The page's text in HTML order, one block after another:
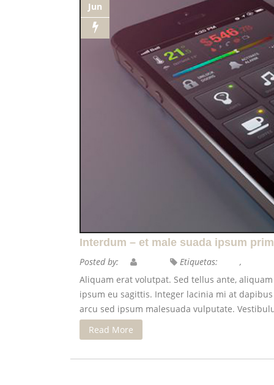
Jun
Interdum – et male suada ipsum
Posted by: Etiquetas: ,
Aliquam erat volutpat. Sed tellus ante,
ipsum eu sagittis. Integer lacinia mi at
arcu sed ipsum malesuada vulputate.
Read More